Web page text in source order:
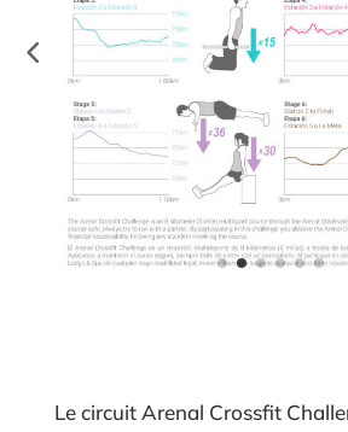
Le circuit Arenal Crossfit